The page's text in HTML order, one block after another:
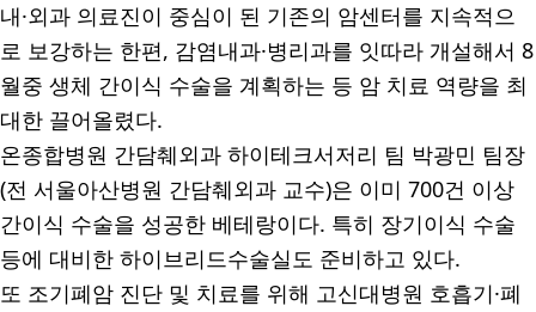
내·외과 의료진이 중심이 된 기존의 암센터를 지속적으
로 보강하는 한편, 감염내과·병리과를 잇따라 개설해서 8
월중 생체 간이식 수술을 계획하는 등 암 치료 역량을 최
대한 끌어올렸다.
온종합병원 간담췌외과 하이테크서저리 팀 박광민 팀장
(전 서울아산병원 간담췌외과 교수)은 이미 700건 이상
간이식 수술을 성공한 베테랑이다. 특히 장기이식 수술
등에 대비한 하이브리드수술실도 준비하고 있다.
또 조기폐암 진단 및 치료를 위해 고신대병원 호흡기·폐